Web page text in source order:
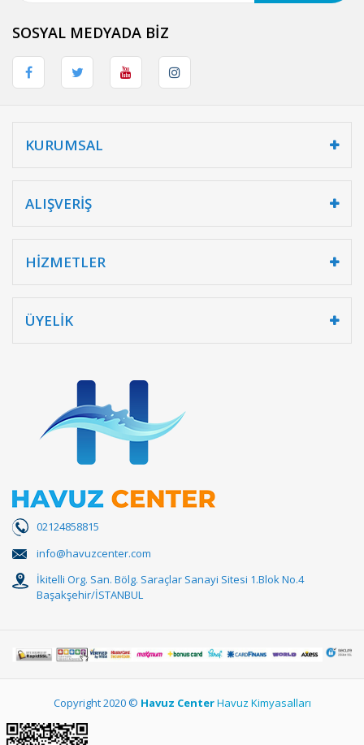
SOSYAL MEDYADA BİZ
KURUMSAL
ALIŞVERİŞ
HİZMETLER
ÜYELİK
02124858815
info@havuzcenter.com
İkitelli Org. San. Bölg. Saraçlar Sanayi Sitesi 1.Blok No.4
Başakşehir/İSTANBUL
Copyright 2020 © Havuz CenterHavuz Kimyasalları